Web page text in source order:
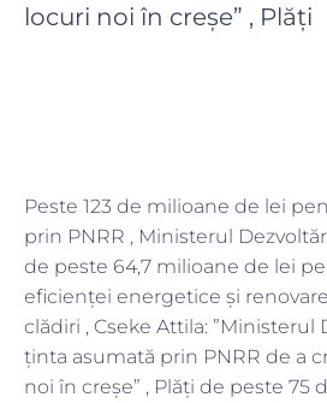
locuri noi în creșe” , Plăți
Peste 123 de milioane de lei
prin PNRR , Ministerul
de peste 64,7 milioane de lei
eficienței energetice și
clădiri , Cseke Attila: ”Ministerul
ținta asumată prin PNRR de a
noi în creșe” , Plăți de peste 75